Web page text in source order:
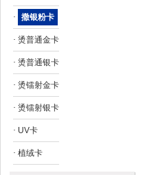
· 撒银粉卡
· 烫普通金卡
· 烫普通银卡
· 烫镭射金卡
· 烫镭射银卡
· UV卡
· 植绒卡